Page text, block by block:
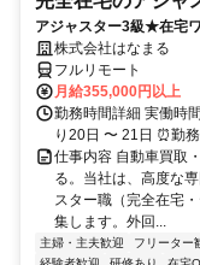
アジャスター3級★在宅
株式会社はなまる
フルリモート
月給355,000円以上
勤務時間詳細 実働時
り20日 〜 21日 ⏰勤
仕事内容 自動車買取
る。当社は、高度な
スター職（完全在宅
集します。外回...
主婦・主夫歓迎 フリーター